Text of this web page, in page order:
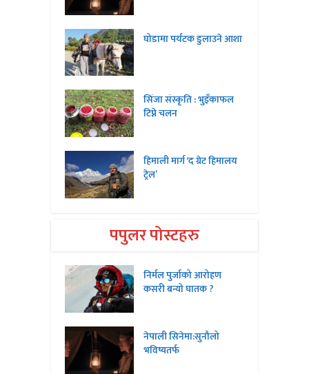
घोडामा पर्यटक डुलाउने आशा
सिंजा संस्कृति : भुइँकाफल
टिप्ने चलन
हिमाली मार्ग ‘द ग्रेट हिमालय
ट्रेल’
पपुलर पोस्टहरु
निर्मल पुर्जाको आरोहण
कसरी बन्यो घातक ?
नेपाली सिनेमा:सुनौलो
भविष्यतर्फ